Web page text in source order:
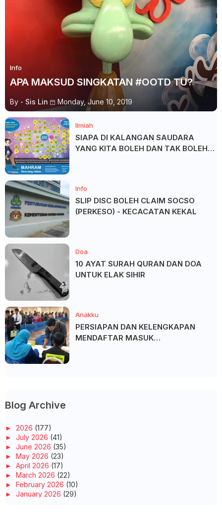
Info
APA MAKSUD SINGKATAN #OOTD TU?
By - Sis Lin Monday, June 10, 2019
Ilmiah
SIAPA DI KALANGAN SAUDARA
YANG KITA BOLEH DAN TAK BOLEH
Info
SLIP DISC BOLEH CLAIM SOCSO
(PERKESO) - KECACATAN KEKAL
Doa
10 AYAT SURAH QURAN DAN DOA
UNTUK ELAK SIHIR
Anakku
PERSIAPAN DAN KELENGKAPAN
MENDAFTAR MASUK
Blog Archive
► 2026 (177)
► July 2026 (41)
► June 2026 (35)
► May 2026 (23)
► April 2026 (17)
► March 2026 (22)
► February 2026 (10)
► January 2026 (29)